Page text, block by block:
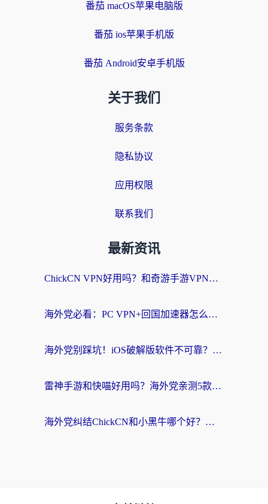
番茄 macOS苹果电脑版
番茄 ios苹果手机版
番茄 Android安卓手机版
关于我们
服务条款
隐私协议
应用权限
联系我们
最新资讯
ChickCN VPN好用吗？和奇游手游VPN对比哪个回国效果更好？海外党亲测实用指南
海外党必看：PC VPN+回国加速器怎么选？无缝访问国内资源全攻略
海外党别踩坑！iOS破解版软件不可靠？教你选对回国加速器无缝看国内资源
雷神手游和快喵好用吗？海外党亲测5款回国加速器，附斧牛Bling对比+微信视频号解决办法
海外党纠结ChickCN和小黑牛哪个好？一篇帮你选对回国加速器的实用指南